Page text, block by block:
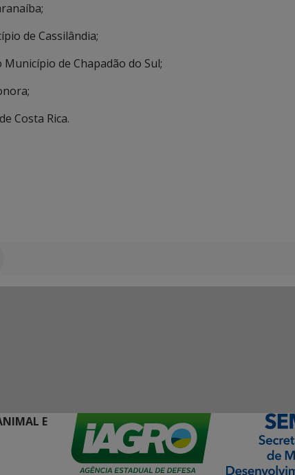
de Cassilândia;
Município de Chapadão do Sul;
Costa Rica.
E